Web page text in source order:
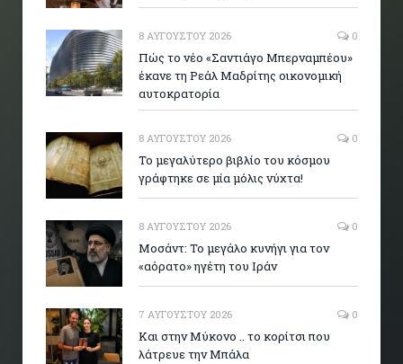
8 ΑΥΓΟΎΣΤΟΥ 2026 0
Πώς το νέο «Σαντιάγο Μπερναμπέου»
έκανε τη Ρεάλ Μαδρίτης οικονομική
αυτοκρατορία
8 ΑΥΓΟΎΣΤΟΥ 2026 0
Το μεγαλύτερο βιβλίο του κόσμου
γράφτηκε σε μία μόλις νύχτα!
8 ΑΥΓΟΎΣΤΟΥ 2026 0
Μοσάντ: Το μεγάλο κυνήγι για τον
«αόρατο» ηγέτη του Ιράν
7 ΑΥΓΟΎΣΤΟΥ 2026 0
Και στην Μύκονο .. το κορίτσι που
λάτρευε την Μπάλα